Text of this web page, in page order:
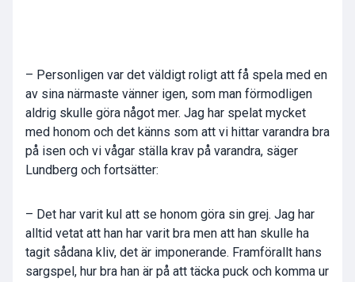
– Personligen var det väldigt roligt att få spela med en
av sina närmaste vänner igen, som man förmodligen
aldrig skulle göra något mer. Jag har spelat mycket
med honom och det känns som att vi hittar varandra bra
på isen och vi vågar ställa krav på varandra, säger
Lundberg och fortsätter:
– Det har varit kul att se honom göra sin grej. Jag har
alltid vetat att han har varit bra men att han skulle ha
tagit sådana kliv, det är imponerande. Framförallt hans
sargspel, hur bra han är på att täcka puck och komma ur